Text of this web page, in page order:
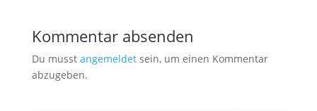
Kommentar absenden
Du musst angemeldetsein, um einen Kommentar
abzugeben.